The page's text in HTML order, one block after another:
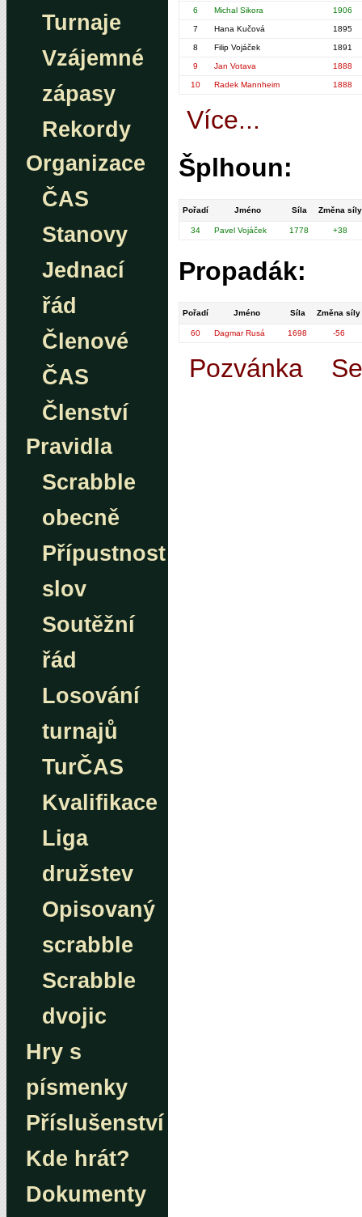
Turnaje
Vzájemné
zápasy
Rekordy
Organizace
ČAS
Stanovy
Jednací
řád
Členové
ČAS
Členství
Pravidla
Scrabble
obecně
Přípustnost
slov
Soutěžní
řád
Losování
turnajů
TurČAS
Kvalifikace
Liga
družstev
Opisovaný
scrabble
Scrabble
dvojic
Hry s
písmenky
Příslušenství
Kde hrát?
Dokumenty
6 Michal Sikora 1906
7 Hana Kučová 1895
8 Filip Vojáček 1891
9 Jan Votava 1888
10 Radek Mannheim 1888
Více...
Šplhoun:
Pořadí Jméno Síla Změna síly
34 Pavel Vojáček 1778 +38
Propadák:
Pořadí Jméno Síla Změna síly
60 Dagmar Rusá 1698 -56
Pozvánka